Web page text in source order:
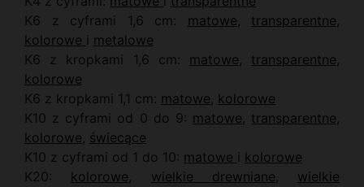
K6 z cyframi 1,6 cm: matowe, transparentne,
kolorowe i metalowe
K6 z kropkami 1,6 cm: matowe, transparentne,
kolorowe
K6 z kropkami 1,1 cm: matowe, kolorowe
K10 z cyframi od 0 do 9: matowe, transparentne,
kolorowe, świecące
K10 z cyframi od 1 do 10: matowe i kolorowe
K20: kolorowe, wielkie drewniane, wielkie